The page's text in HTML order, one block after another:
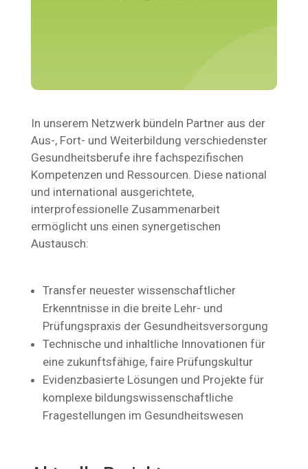
In unserem Netzwerk bündeln Partner aus der
Aus-, Fort- und Weiterbildung verschiedenster
Gesundheitsberufe ihre fachspezifischen
Kompetenzen und Ressourcen. Diese national
und international ausgerichtete,
interprofessionelle Zusammenarbeit
ermöglicht uns einen synergetischen
Austausch:
Transfer neuester wissenschaftlicher
Erkenntnisse in die breite Lehr- und
Prüfungspraxis der Gesundheitsversorgung
Technische und inhaltliche Innovationen für
eine zukunftsfähige, faire Prüfungskultur
Evidenzbasierte Lösungen und Projekte für
komplexe bildungswissenschaftliche
Fragestellungen im Gesundheitswesen